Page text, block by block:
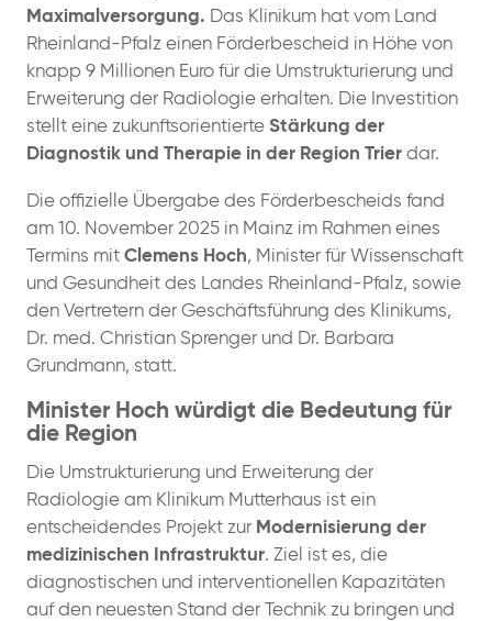
Maximalversorgung. Das Klinikum hat vom Land
Rheinland-Pfalz einen Förderbescheid in Höhe von
knapp 9 Millionen Euro für die Umstrukturierung und
Erweiterung der Radiologie erhalten. Die Investition
stellt eine zukunftsorientierte Stärkung der
Diagnostik und Therapie in der Region Trier dar.
Die offizielle Übergabe des Förderbescheids fand
am 10. November 2025 in Mainz im Rahmen eines
Termins mit Clemens Hoch, Minister für Wissenschaft
und Gesundheit des Landes Rheinland-Pfalz, sowie
den Vertretern der Geschäftsführung des Klinikums,
Dr. med. Christian Sprenger und Dr. Barbara
Grundmann, statt.
Minister Hoch würdigt die Bedeutung für
die Region
Die Umstrukturierung und Erweiterung der
Radiologie am Klinikum Mutterhaus ist ein
entscheidendes Projekt zur Modernisierung der
medizinischen Infrastruktur. Ziel ist es, die
diagnostischen und interventionellen Kapazitäten
auf den neuesten Stand der Technik zu bringen und